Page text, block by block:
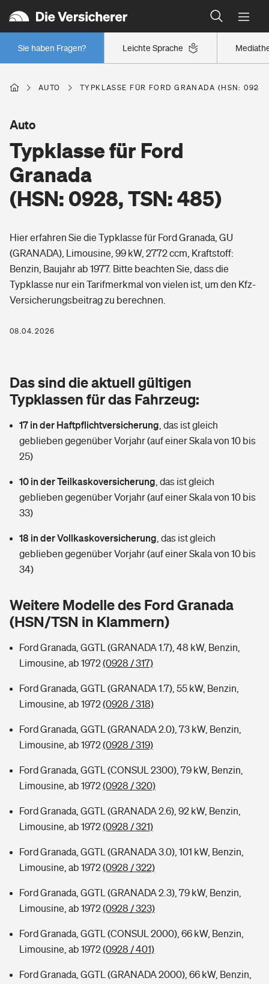
Leichte Sprache
Sie haben Fragen?
Wer versichert was: Jetzt Versicherer finden
Regionalklassen: So ist Ihre Region eingestuft
Wer versichert was: Jetzt Versicherer finden
Berufsunfähigkeitsversicherung
Arbeitsrechtsschutz
Berufshaftpflichtversicherung
Rentenrechner: Wie viel Geld bekomme ich im Alter?
Wer versichert was: Jetzt Versicherer finden
Sie haben Fragen?
Wohnen
Wohngebäudeversicherung
Hausratversicherung
Elementarversicherung
Photovoltaik
Wärmepumpen versichern
Vermieterrrechtsschutz
Mietkautionsversicherung
Restkreditversicherung
Zur Übersicht
Hochwasser-Check: Wie gefährdet ist Ihr Haus?
Wer versichert was: Jetzt Versicherer finden
Sie haben Fragen?
Pri­vate Haft­pflicht­
Rechts­schutz­ver­si­che­rung
Kinderunfall­ver­si­che­rung
Reiseversicherung
Handyversicherung
Private Cyberversicherung
Musikinstrumentenversicherung
Zur Übersicht
Typklassen: So ist Ihr Auto eingestuft
Sie haben Fragen?
Gesundheit
Private Krankenversicherung
Tierkrankenversicherung
Zur Übersicht
Wer versichert was: Jetzt Versicherer finden
Sie haben Fragen?
Rentenrechner: Wie viel Geld bekomme ich im Alter?
AUTO TYPKLASSE FÜR FORD GRANADA (HSN:
Typklasse für Ford
Granada
(HSN: 0928, TSN: 485)
Auto
Hier erfahren Sie die Typklasse für Ford Granada, GU
(GRANADA), Limousine, 99 kW, 2772 ccm, Kraftstoff:
Benzin, Baujahr ab 1977. Bitte beachten Sie, dass die
Typklasse nur ein Tarifmerkmal von vielen ist, um den Kfz-
Versicherungsbeitrag zu berechnen.
08.04.2026
Das sind die aktuell gültigen
Typklassen für das Fahrzeug:
17 in der Haftpflichtversicherung das ist gleich
geblieben gegenüber Vorjahr (auf einer Skala von 10 bis
25)
10 in der Teilkaskoversicherung das ist gleich
geblieben gegenüber Vorjahr (auf einer Skala von 10 bis
33)
18 in der Vollkaskoversicherung das ist gleich
geblieben gegenüber Vorjahr (auf einer Skala von 10 bis
34)
Weitere Modelle des Ford Granada
(HSN/TSN in Klammern)
Ford Granada, GGTL (GRANADA 1.7), 48 kW, Benzin,
Limousine, ab 1972(0928 / 317)
Ford Granada, GGTL (GRANADA 1.7), 55 kW, Benzin,
Limousine, ab 1972(0928 / 318)
Ford Granada, GGTL (GRANADA 2.0), 73 kW, Benzin,
Limousine, ab 1972(0928 / 319)
Ford Granada, GGTL (CONSUL 2300), 79 kW, Benzin,
Limousine, ab 1972(0928 / 320)
Ford Granada, GGTL (GRANADA 2.6), 92 kW, Benzin,
Limousine, ab 1972(0928 / 321)
Ford Granada, GGTL (GRANADA 3.0), 101 kW, Benzin,
Limousine, ab 1972(0928 / 322)
Ford Granada, GGTL (GRANADA 2.3), 79 kW, Benzin,
Limousine, ab 1972(0928 / 323)
Ford Granada, GGTL (CONSUL 2000), 66 kW, Benzin,
Limousine, ab 1972(0928 / 401)
Ford Granada, GGTL (GRANADA 2000), 66 kW, Benzin,